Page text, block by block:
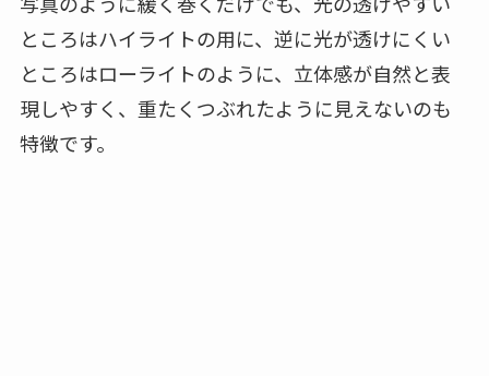
ところはハイライトの用に、逆に光が透けにくい
ところはローライトのように、立体感が自然と表
現しやすく、重たくつぶれたように見えないのも
特徴です。